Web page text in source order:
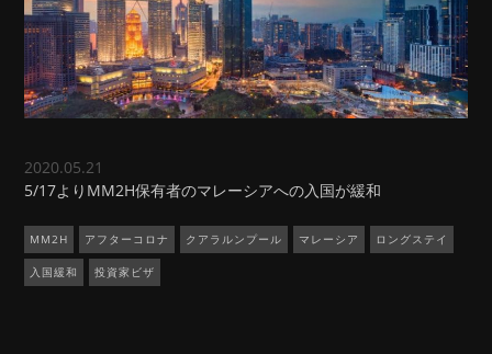
2020.05.21
5/17よりMM2H保有者のマレーシアへの入国が緩和
MM2H アフターコロナ クアラルンプール マレーシア ロングステイ
入国緩和 投資家ビザ